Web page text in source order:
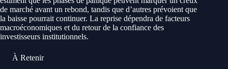
de marché avant un rebond, tandis que d’autres prévoient que
la baisse pourrait continuer. La reprise dépendra de facteurs
macroéconomiques et du retour de la confiance des
investisseurs institutionnels.
À Retenir